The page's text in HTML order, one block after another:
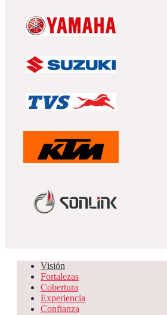
Visión
Fortalezas
Cobertura
Experiencia
Confianza